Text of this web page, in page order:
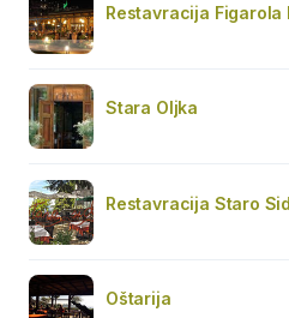
Restavracija Figarola
Stara Oljka
Restavracija Staro
Oštarija